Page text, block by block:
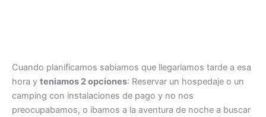
Cuando planificamos sabiamos que llegariamos tarde a esa
hora y teniamos 2 opciones: Reservar un hospedaje o un
camping con instalaciones de pago y no nos
preocupabamos, o ibamos a la aventura de noche a buscar